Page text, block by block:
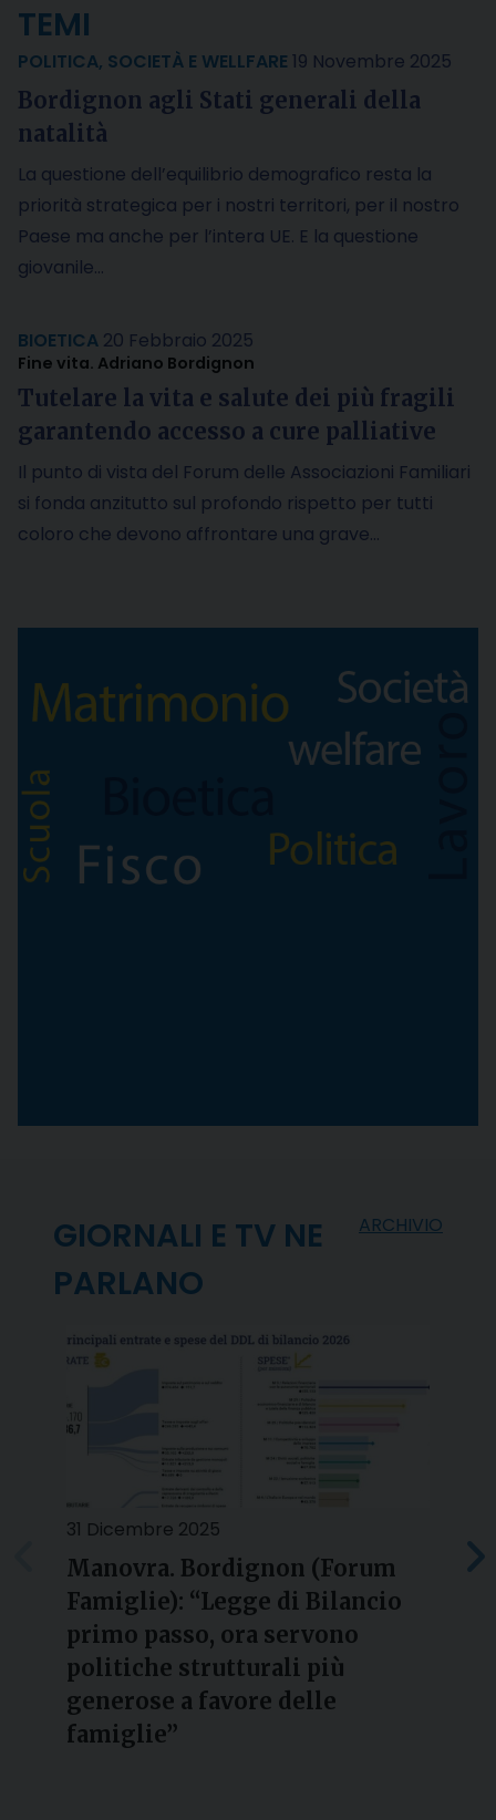
TEMI
POLITICA, SOCIETÀ E WELLFARE 19 Novembre 2025
Bordignon agli Stati generali della
natalità
La questione dell’equilibrio demografico resta la
priorità strategica per i nostri territori, per il nostro
Paese ma anche per l’intera UE. E la questione
giovanile…
BIOETICA 20 Febbraio 2025
Fine vita. Adriano Bordignon
Tutelare la vita e salute dei più fragili
garantendo accesso a cure palliative
Il punto di vista del Forum delle Associazioni Familiari
si fonda anzitutto sul profondo rispetto per tutti
coloro che devono affrontare una grave…
ARCHIVIO
GIORNALI E TV NE
PARLANO
31 Dicembre 2025
Manovra. Bordignon (Forum
Famiglie): “Legge di Bilancio
primo passo, ora servono
politiche strutturali più
generose a favore delle
famiglie”